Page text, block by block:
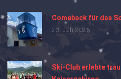
Comeback für das
23. Juli 2026
Ski-Club erlebte